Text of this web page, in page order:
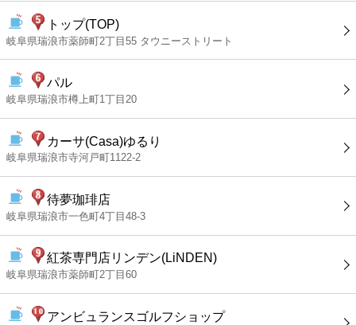
トップ(TOP)
岐阜県瑞浪市薬師町2丁目55 タウニーストリート
パル
岐阜県瑞浪市樽上町1丁目20
カーサ(Casa)ゆるり
岐阜県瑞浪市寺河戸町1122-2
待夢珈琲店
岐阜県瑞浪市一色町4丁目48-3
紅茶専門店リンデン(LiNDEN)
岐阜県瑞浪市薬師町2丁目60
アンビュランスゴルフショップ